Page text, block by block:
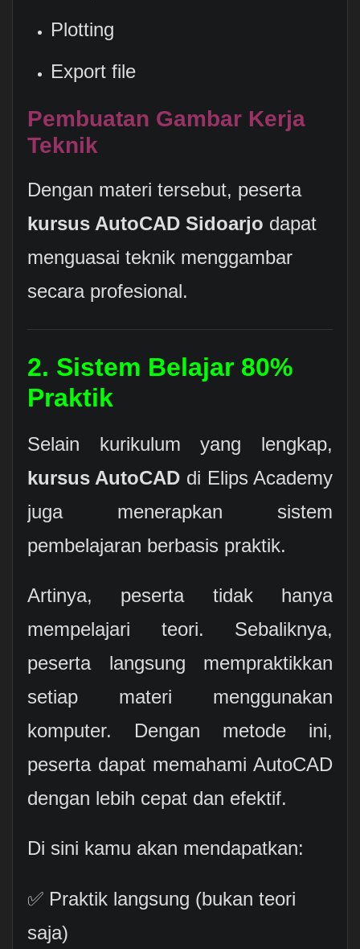
Plotting
Export file
Pembuatan Gambar Kerja
Teknik
Dengan materi tersebut, peserta
kursus AutoCAD Sidoarjo dapat
menguasai teknik menggambar
secara profesional.
2. Sistem Belajar 80%
Praktik
Selain kurikulum yang lengkap,
kursus AutoCAD di Elips Academy
juga menerapkan sistem
pembelajaran berbasis praktik.
Artinya, peserta tidak hanya
mempelajari teori. Sebaliknya,
peserta langsung mempraktikkan
setiap materi menggunakan
komputer. Dengan metode ini,
peserta dapat memahami AutoCAD
dengan lebih cepat dan efektif.
Di sini kamu akan mendapatkan:
✅ Praktik langsung (bukan teori
saja)